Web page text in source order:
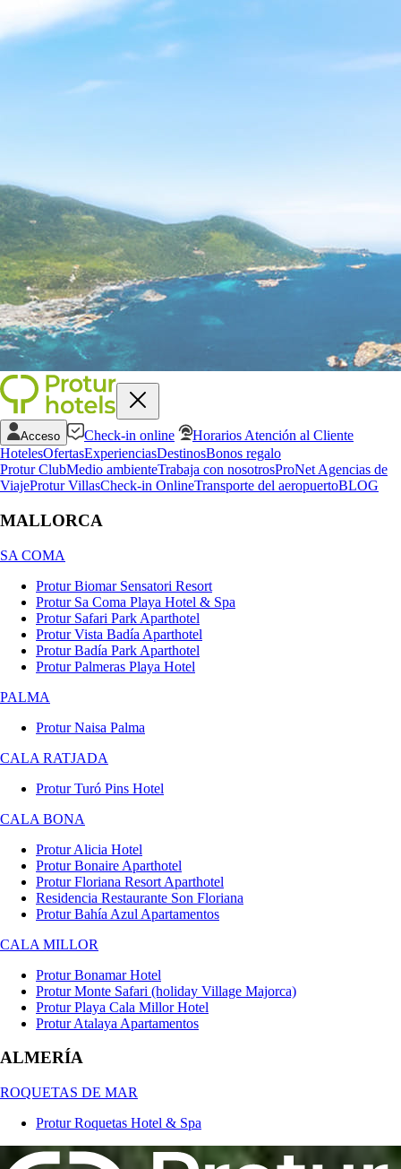
Acceso Check-in online
Horarios Atención al Cliente
HotelesOfertasExperienciasDestinosBonos regalo
Protur ClubMedio ambienteTrabaja con nosotrosProNet Agencias de
ViajeProtur VillasCheck-in OnlineTransporte del aeropuertoBLOG
MALLORCA
SA COMA
Protur Biomar Sensatori Resort
Protur Sa Coma Playa Hotel & Spa
Protur Safari Park Aparthotel
Protur Vista Badía Aparthotel
Protur Badía Park Aparthotel
Protur Palmeras Playa Hotel
PALMA
Protur Naisa Palma
CALA RATJADA
Protur Turó Pins Hotel
CALA BONA
Protur Alicia Hotel
Protur Bonaire Aparthotel
Protur Floriana Resort Aparthotel
Residencia Restaurante Son Floriana
Protur Bahía Azul Apartamentos
CALA MILLOR
Protur Bonamar Hotel
Protur Monte Safari (holiday Village Majorca)
Protur Playa Cala Millor Hotel
Protur Atalaya Apartamentos
ALMERÍA
ROQUETAS DE MAR
Protur Roquetas Hotel & Spa